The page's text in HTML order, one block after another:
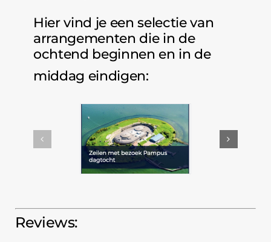
Hier vind je een selectie van
arrangementen die in de
ochtend beginnen en in de
middag eindigen:
Reviews: